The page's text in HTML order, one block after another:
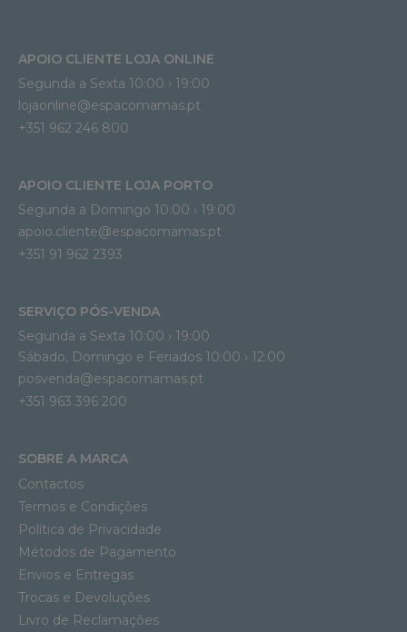
APOIO CLIENTE LOJA ONLINE
Segunda a Sexta 10:00 › 19:00
lojaonline@espacomamas.pt
+351 962 246 800
APOIO CLIENTE LOJA PORTO
Segunda a Domingo 10:00 › 19:00
apoio.cliente@espacomamas.pt
+351 91 962 2393
SERVIÇO PÓS-VENDA
Segunda a Sexta 10:00 › 19:00
Sábado, Domingo e Feriados 10:00 › 12:00
posvenda@espacomamas.pt
+351 963 396 200
SOBRE A MARCA
Contactos
Termos e Condições
Política de Privacidade
Métodos de Pagamento
Envios e Entregas
Trocas e Devoluções
Livro de Reclamações